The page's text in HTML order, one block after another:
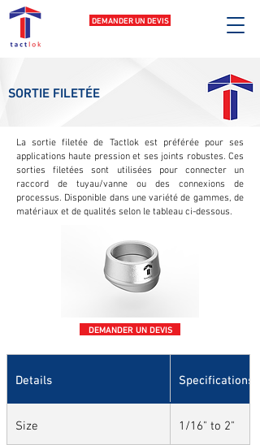
DEMANDER UN DEVIS
SORTIE FILETÉE
La sortie filetée de Tactlok est préférée pour ses
applications haute pression et ses joints robustes. Ces
sorties filetées sont utilisées pour connecter un
raccord de tuyau/vanne ou des connexions de
processus. Disponible dans une variété de gammes, de
matériaux et de qualités selon le tableau ci-dessous.
DEMANDER UN DEVIS
Details Specifications
Size 1/16" to 2"